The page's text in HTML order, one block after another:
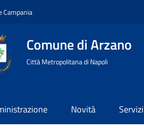
Campania
Comune di Arzano
Città Metropolitana di Napoli
Novità Servizi